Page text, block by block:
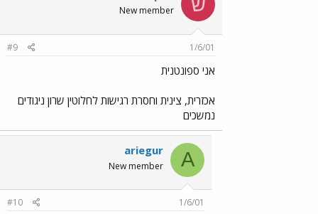
New member
1/6/01
#9
אני ספונטנית
אכזרית, צינית וחסרת רגישות לחלוטין שרון ניגודים
נמשכים
A
ariegur
New member
1/6/01
#10